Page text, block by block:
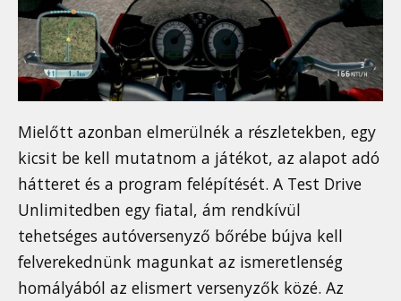
Mielőtt azonban elmerülnék a részletekben, egy
kicsit be kell mutatnom a játékot, az alapot adó
hátteret és a program felépítését. A Test Drive
Unlimitedben egy fiatal, ám rendkívül
tehetséges autóversenyző bőrébe bújva kell
felverekednünk magunkat az ismeretlenség
homályából az elismert versenyzők közé. Az